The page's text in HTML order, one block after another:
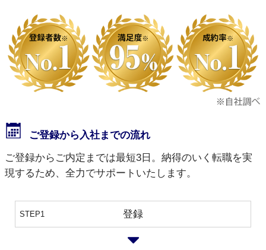
ご登録から入社までの流れ
ご登録からご内定までは最短3日。納得のいく転職を実
現するため、全力でサポートいたします。
STEP1 登録